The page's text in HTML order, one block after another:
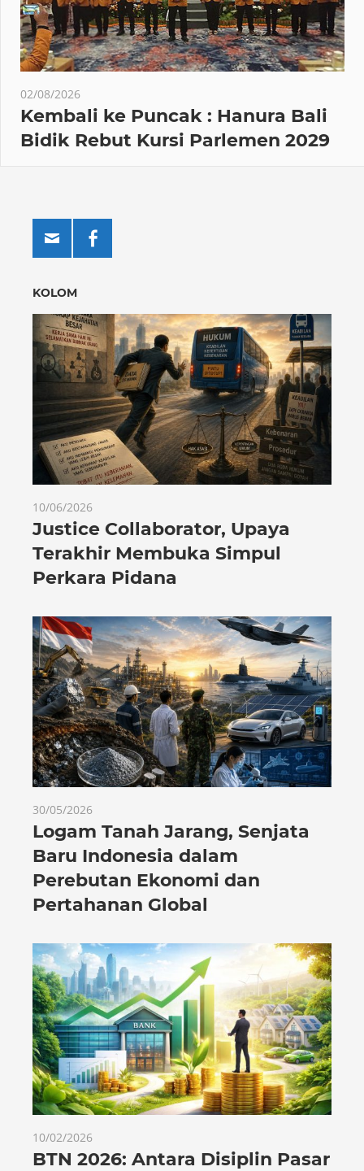
02/08/2026
Kembali ke Puncak : Hanura Bali
Bidik Rebut Kursi Parlemen 2029
KOLOM
10/06/2026
Justice Collaborator, Upaya
Terakhir Membuka Simpul
Perkara Pidana
30/05/2026
Logam Tanah Jarang, Senjata
Baru Indonesia dalam
Perebutan Ekonomi dan
Pertahanan Global
10/02/2026
BTN 2026: Antara Disiplin Pasar